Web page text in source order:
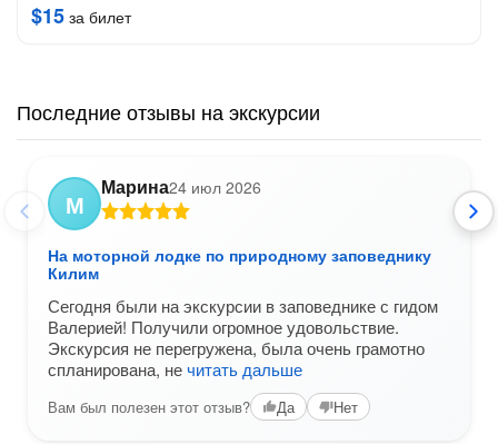
$15 за билет
Последние отзывы на экскурсии
М
Марина24 июл 2026
На моторной лодке по природному заповеднику
Килим
Сегодня были на экскурсии в заповеднике с гидом
Валерией! Получили огромное удовольствие.
Экскурсия не перегружена, была очень грамотно
спланирована, нечитать дальше
Вам был полезен этот отзыв? Да Нет